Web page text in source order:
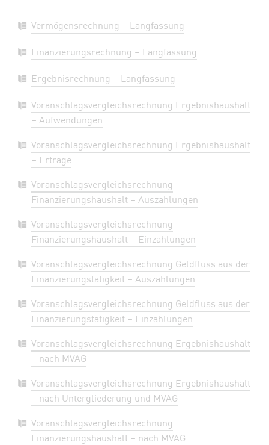
Vermögensrechnung – Langfassung
Finanzierungsrechnung – Langfassung
Ergebnisrechnung – Langfassung
Voranschlagsvergleichsrechnung Ergebnishaushalt
– Aufwendungen
Voranschlagsvergleichsrechnung Ergebnishaushalt
– Erträge
Voranschlagsvergleichsrechnung
Finanzierungshaushalt – Auszahlungen
Voranschlagsvergleichsrechnung
Finanzierungshaushalt – Einzahlungen
Voranschlagsvergleichsrechnung Geldfluss aus der
Finanzierungstätigkeit – Auszahlungen
Voranschlagsvergleichsrechnung Geldfluss aus der
Finanzierungstätigkeit – Einzahlungen
Voranschlagsvergleichsrechnung Ergebnishaushalt
– nach MVAG
Voranschlagsvergleichsrechnung Ergebnishaushalt
– nach Untergliederung und MVAG
Voranschlagsvergleichsrechnung
Finanzierungshaushalt – nach MVAG